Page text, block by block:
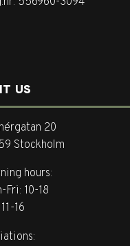
US
20
Stockholm
hours:
Fri: 10-18
16